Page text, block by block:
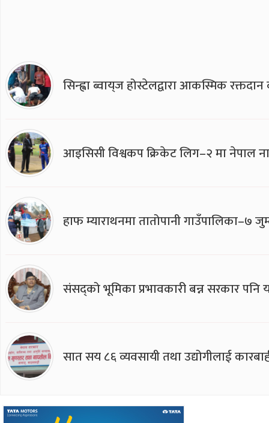
सिन्ह्वा ब्वाय्‌ज होस्टेलद्वारा आकस्मिक
आइसिसी विश्वकप क्रिकेट लिग–२ मा नेपाल
हाफ म्याराथनमा तातोपानी गाउँपालिका–७
संसद्को भूमिका प्रभावकारी बन्न सरकार पनि
सात सय ८६ व्यवसायी तथा उद्योगीलाई